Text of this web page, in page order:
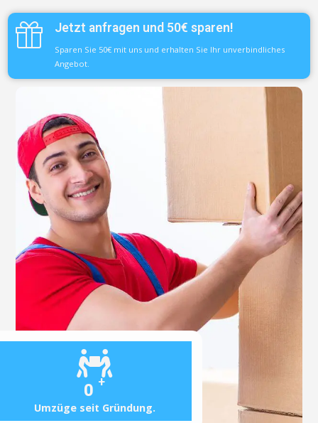
0 +
Umzüge seit Gründung.
Jetzt anfragen und 50€ sparen!
Sparen Sie 50€ mit uns und erhalten Sie Ihr unverbindliches
Angebot.